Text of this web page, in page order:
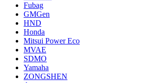
Fubag
GMGen
HND
Honda
Mitsui Power Eco
MVAE
SDMO
Yamaha
ZONGSHEN